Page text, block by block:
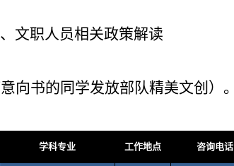
文职人员相关政策解读
向书的同学发放部队精美文创）。
学科专业 工作地点 咨询电话